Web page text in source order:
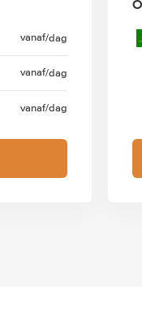
vanaf/dag
vanaf/dag
vanaf/dag